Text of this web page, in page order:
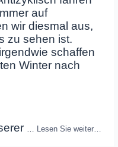
auf
wir diesmal aus,
zu sehen ist.
schaffen
Winter nach
… Lesen Sie weiter…